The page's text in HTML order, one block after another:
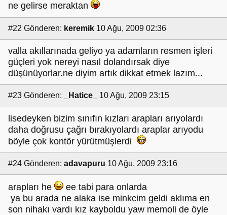
ne gelirse meraktan
#22 Gönderen: keremik 10 Ağu, 2009 02:36
valla akıllarınada geliyo ya adamların resmen işleri
güçleri yok nereyi nasıl dolandırsak diye
düşünüyorlar.ne diyim artık dikkat etmek lazım...
#23 Gönderen: _Hatice_ 10 Ağu, 2009 23:15
lisedeyken bizim sınıfın kızları arapları arıyolardı
daha doğrusu çağrı bırakıyolardı araplar arıyodu
böyle çok kontör yürütmüşlerdi
#24 Gönderen: adavapuru 10 Ağu, 2009 23:16
arapları he
ee tabi para onlarda
ya bu arada ne alaka ise minkcim geldi aklıma en
son nihakı vardı kız kayboldu yaw memoli de öyle